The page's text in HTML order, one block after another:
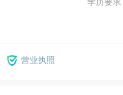
学历要求
营业执照